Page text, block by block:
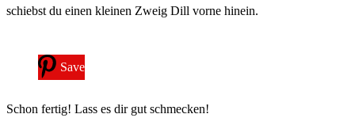
schiebst du einen kleinen Zweig Dill vorne hinein.
Save
Schon fertig! Lass es dir gut schmecken!